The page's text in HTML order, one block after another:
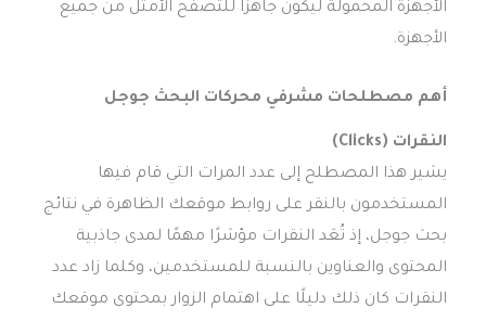
الأجهزة المحمولة ليكون جاهزًا للتصفح الأمثل من جميع
الأجهزة.
أهم مصطلحات مشرفي محركات البحث جوجل
النقرات (Clicks)
يشير هذا المصطلح إلى عدد المرات التي قام فيها
المستخدمون بالنقر على روابط موقعك الظاهرة في نتائج
بحث جوجل، إذ تُعَد النقرات مؤشرًا مهمًا لمدى جاذبية
المحتوى والعناوين بالنسبة للمستخدمين، وكلما زاد عدد
النقرات كان ذلك دليلًا على اهتمام الزوار بمحتوى موقعك